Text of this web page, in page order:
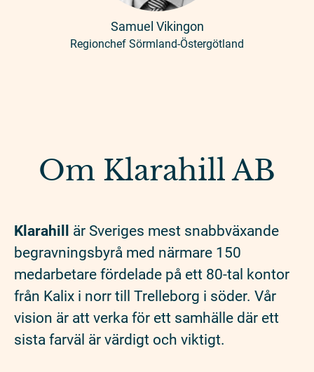
Samuel Vikingon
Regionchef Sörmland-Östergötland
Om Klarahill AB
Klarahill är Sveriges mest snabbväxande
begravningsbyrå med närmare 150
medarbetare fördelade på ett 80-tal kontor
från Kalix i norr till Trelleborg i söder. Vår
vision är att verka för ett samhälle där ett
sista farväl är värdigt och viktigt.